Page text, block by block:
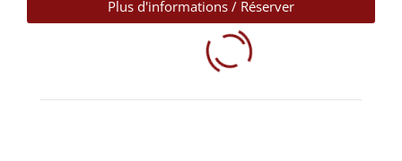
Plus d'informations / Réserver